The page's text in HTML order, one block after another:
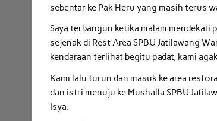
sebentar ke Pak Heru yang masih terus
Saya terbangun ketika malam mendekati
sejenak di Rest Area SPBU Jatilawang
kendaraan terlihat begitu padat, kami
Kami lalu turun dan masuk ke area
dan istri menuju ke Mushalla SPBU
Isya.